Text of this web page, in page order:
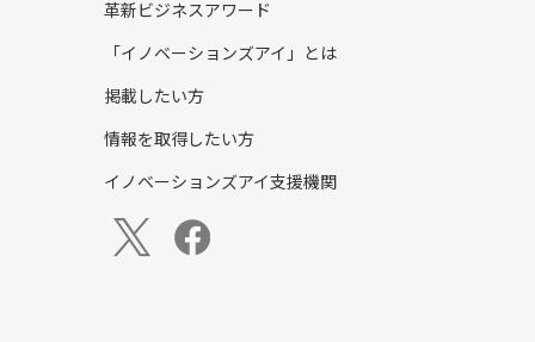
革新ビジネスアワード
「イノベーションズアイ」とは
掲載したい方
情報を取得したい方
イノベーションズアイ支援機関